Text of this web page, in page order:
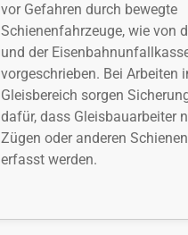
vor Gefahren durch bewegte
Schienenfahrzeuge, wie von
und der
vorgeschrieben. Bei Arbeiten
Gleisbereich sorgen
dafür, dass Gleisbauarbeiter
Zügen oder anderen
erfasst werden.